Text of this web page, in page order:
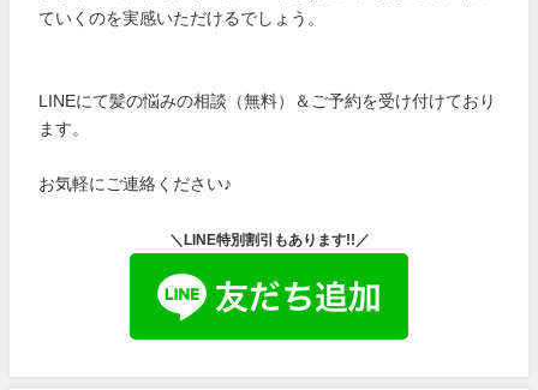
ていくのを実感いただけるでしょう。
LINEにて髪の悩みの相談（無料）＆ご予約を受け付けており
ます。
お気軽にご連絡ください♪
＼LINE特別割引もあります!!／